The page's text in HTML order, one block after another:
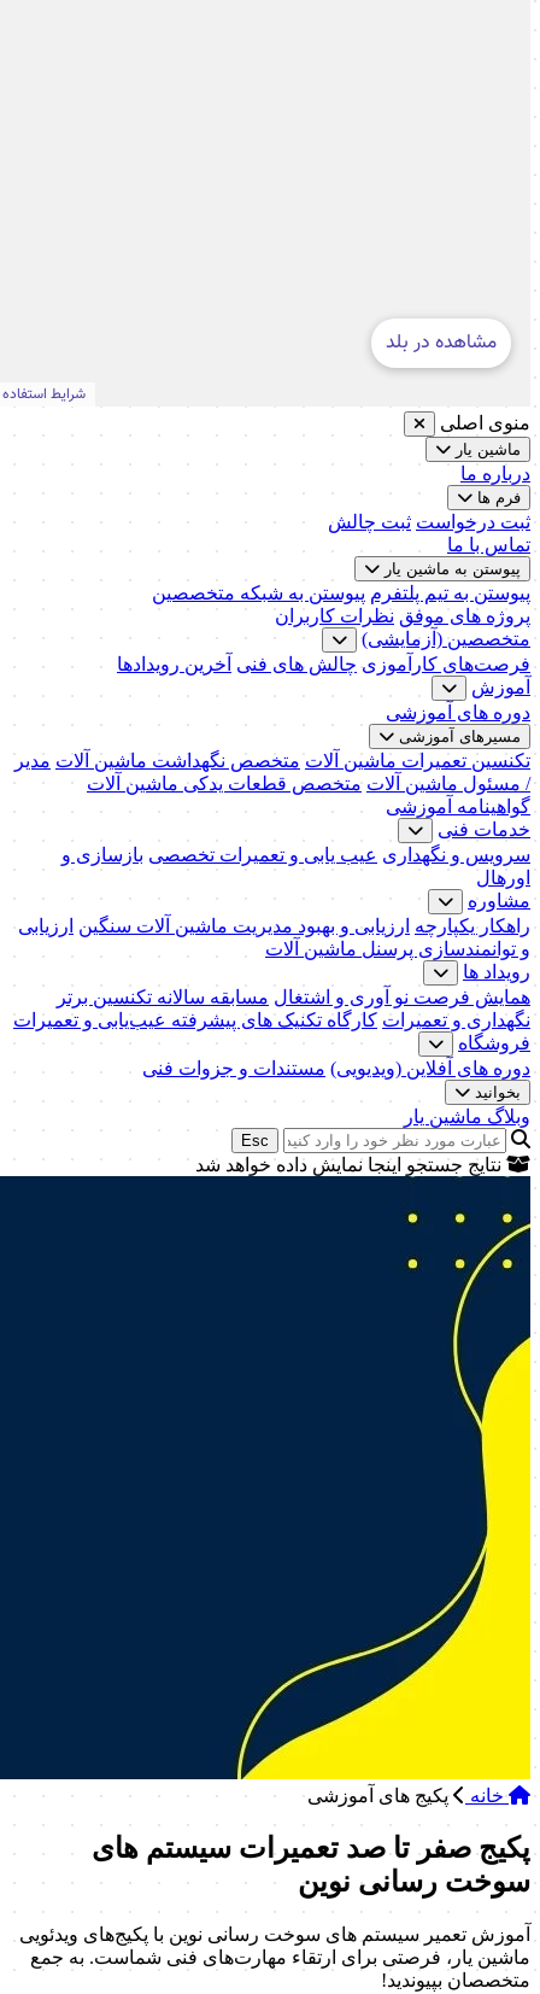
منوی اصلی
ماشین یار
درباره ما
فرم ها
ثبت درخواست ثبت چالش
تماس با ما
پیوستن به ماشین یار
پیوستن به تیم پلتفرم پیوستن به شبکه متخصصین
پروژه های موفق نظرات کاربران
متخصصین (آزمایشی)
فرصت‌های کارآموزی چالش های فنی آخرین رویدادها
آموزش
دوره های آموزشی
مسیرهای آموزشی
تکنسین تعمیرات ماشین آلات متخصص نگهداشت ماشین آلات مدیر
/ مسئول ماشین آلات متخصص قطعات یدکی ماشین آلات
گواهینامه آموزشی
خدمات فنی
سرویس و نگهداری عیب یابی و تعمیرات تخصصی بازسازی و
اورهال
مشاوره
راهکار یکپارچه ارزیابی و بهبود مدیریت ماشین آلات سنگین ارزیابی
و توانمندسازی پرسنل ماشین آلات
رویداد ها
همایش فرصت نو آوری و اشتغال مسابقه سالانه تکنسین برتر
نگهداری و تعمیرات کارگاه تکنیک‌ های پیشرفته عیب‌یابی و تعمیرات
فروشگاه
دوره های آفلاین (ویدیویی) مستندات و جزوات فنی
بخوانید
وبلاگ ماشین یار
Esc
نتایج جستجو اینجا نمایش داده خواهد شد
خانه پکیج های آموزشی
پکیج صفر تا صد تعمیرات سیستم های
سوخت رسانی نوین
آموزش تعمیر سیستم های سوخت رسانی نوین با پکیج‌های ویدئویی
ماشین یار، فرصتی برای ارتقاء مهارت‌های فنی شماست. به جمع
متخصصان بپیوندید!